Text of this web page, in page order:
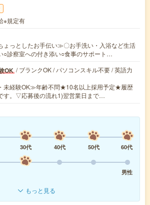
※規定有
ょっとしたお手伝い≫〇お手洗い・入浴など生活
○診察室への付き添い○食事のサポート…
OK / ブランクOK / パソコンスキル不要 / 英語力
未経験OK≫年齢不問★10名以上採用予定★履歴
す。▽応募後の流れ1)翌営業日まで…
30代 40代 50代
60代
男性
もっと見る